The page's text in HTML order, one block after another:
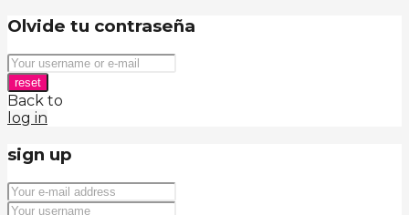
Olvide tu contraseña
reset
Back to
log in
sign up